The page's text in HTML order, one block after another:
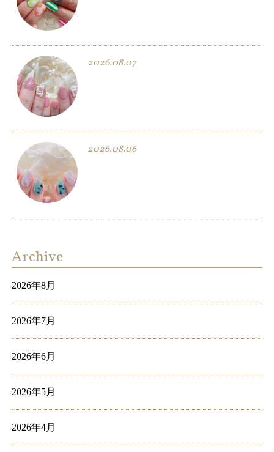
2026.08.07
2026.08.06
Archive
2026年8月
2026年7月
2026年6月
2026年5月
2026年4月